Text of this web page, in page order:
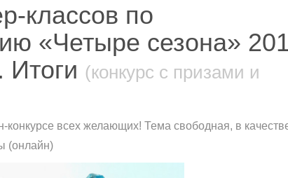
классов по
«Четыре сезона»
Итоги (конкурс с призами и
конкурсе всех желающих! Тема свободная, в
(онлайн)